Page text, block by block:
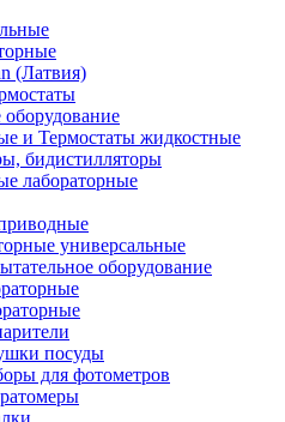
(Латвия)
и Термостаты жидкостные
бидистилляторы
лабораторные
универсальные
оборудование
посуды
для фотометров